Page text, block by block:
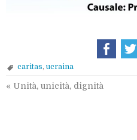
caritas, ucraina
« Unità, unicità, dignità